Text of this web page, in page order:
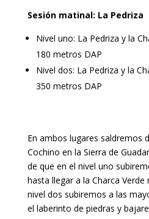
Sesión matinal: La Pedriza
Nivel uno: La Pedriza y la
180 metros DAP
Nivel dos: La Pedriza y la
350 metros DAP
En ambos lugares saldremos
Cochino en la Sierra de
de que en el nivel uno
hasta llegar a la Charca
nivel dos subiremos a las
el laberinto de piedras y